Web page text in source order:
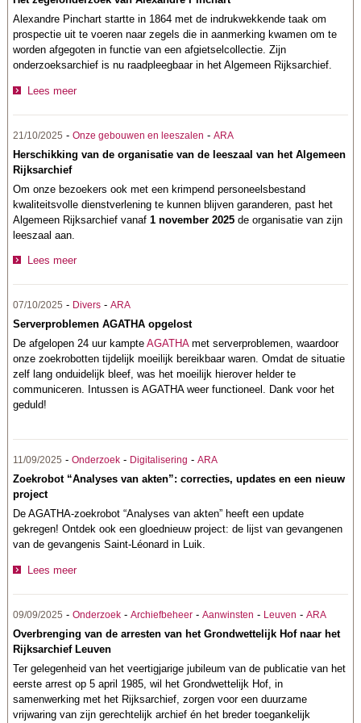
Alexandre Pinchart startte in 1864 met de indrukwekkende taak om
prospectie uit te voeren naar zegels die in aanmerking kwamen om te
worden afgegoten in functie van een afgietselcollectie. Zijn
onderzoeksarchief is nu raadpleegbaar in het Algemeen Rijksarchief.
Lees meer
21/10/2025 -Onze gebouwen en leeszalen -ARA
Herschikking van de organisatie van de leeszaal van het Algemeen
Rijksarchief
Om onze bezoekers ook met een krimpend personeelsbestand
kwaliteitsvolle dienstverlening te kunnen blijven garanderen, past het
Algemeen Rijksarchief vanaf1 november 2025 de organisatie van zijn
leeszaal aan.
Lees meer
07/10/2025 - Divers -ARA
Serverproblemen AGATHA opgelost
De afgelopen 24 uur kampteAGATHAmet serverproblemen, waardoor
onze zoekrobotten tijdelijk moeilijk bereikbaar waren. Omdat de situatie
zelf lang onduidelijk bleef, was het moeilijk hierover helder te
communiceren. Intussen is AGATHA weer functioneel. Dank voor het
geduld!
11/09/2025 -Onderzoek - Digitalisering -ARA
Zoekrobot “Analyses van akten”: correcties, updates en een nieuw
project
De AGATHA-zoekrobot “Analyses van akten” heeft een update
gekregen! Ontdek ook een gloednieuw project: de lijst van gevangenen
van de gevangenis Saint-Léonard in Luik.
Lees meer
09/09/2025 -Onderzoek -Archiefbeheer -Aanwinsten - Leuven -ARA
Overbrenging van de arresten van het Grondwettelijk Hof naar het
Rijksarchief Leuven
Ter gelegenheid van het veertigjarige jubileum van de publicatie van het
eerste arrest op 5 april 1985, wil het Grondwettelijk Hof, in
samenwerking met het Rijksarchief, zorgen voor een duurzame
vrijwaring van zijn gerechtelijk archief én het breder toegankelijk